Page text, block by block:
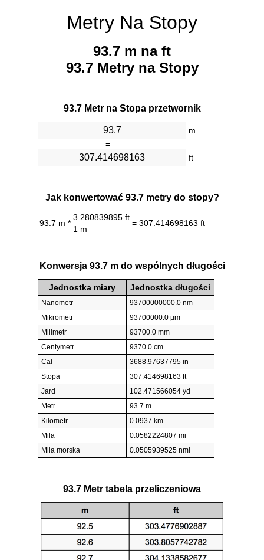
Metry Na Stopy
93.7 m na ft
93.7 Metry na Stopy
93.7 Metr na Stopa przetwornik
m
=
ft
Jak konwertować 93.7 metry do stopy?
93.7 m *
3.280839895 ft
= 307.414698163 ft
1 m
Konwersja 93.7 m do wspólnych długości
Jednostka miary Jednostka długości
Nanometr
93700000000.0 nm
Mikrometr
93700000.0 µm
Milimetr
93700.0 mm
Centymetr
9370.0 cm
Cal
3688.97637795 in
Stopa
307.414698163 ft
Jard
102.471566054 yd
Metr
93.7 m
Kilometr
0.0937 km
Mila
0.0582224807 mi
Mila morska
0.0505939525 nmi
93.7 Metr tabela przeliczeniowa